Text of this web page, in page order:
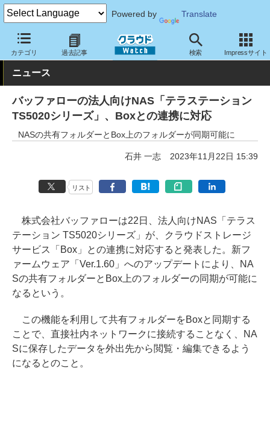
Powered by Translate
カテゴリ 過去記事 検索 Impressサイト
クラウド Watch ハード・インフラ ハードウェア ストレージ
ニュース
バッファローの法人向けNAS「テラステーション
TS5020シリーズ」、Boxとの連携に対応
NASの共有フォルダーとBox上のフォルダーが同期可能に
石井 一志 2023年11月22日 15:39
リスト
株式会社バッファローは22日、法人向けNAS「テラス
テーション TS5020シリーズ」が、クラウドストレージ
サービス「Box」との連携に対応すると発表した。新フ
ァームウェア「Ver.1.60」へのアップデートにより、NA
Sの共有フォルダーとBox上のフォルダーの同期が可能に
なるという。
この機能を利用して共有フォルダーをBoxと同期する
ことで、直接社内ネットワークに接続することなく、NA
Sに保存したデータを外出先から閲覧・編集できるよう
になるとのこと。